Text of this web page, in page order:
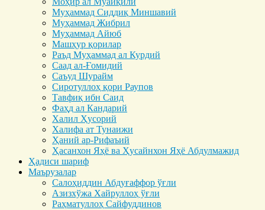
Муҳаммад Cиддиқ Миншавий
Муҳаммад Жибрил
Муҳаммад Айюб
Машҳур қорилар
Раъд Муҳаммад ал Курдий
Саад ал-Ғомидий
Саъуд Шурайм
Сиротуллоҳ қори Раупов
Тавфиқ ибн Саид
Фаҳд ал Кандарий
Халил Ҳусорий
Халифа ат Тунаижи
Ҳаний ар-Рифаъий
Ҳасанхон Яҳё ва Ҳусайнхон Яҳё Абдулмажид
Ҳадиси шариф
Маърузалар
Салоҳиддин Абдуғаффор ўғли
Азизхўжа Хайруллоҳ ўғли
Раҳматуллоҳ Сайфуддинов